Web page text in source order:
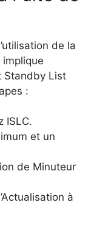
de la
Standby List
:
ISLC.
et un
de Minuteur
à